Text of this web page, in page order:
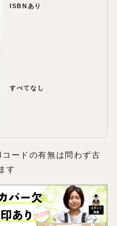
ISBNあり
すべてなし
ードの有無は問わず古
す